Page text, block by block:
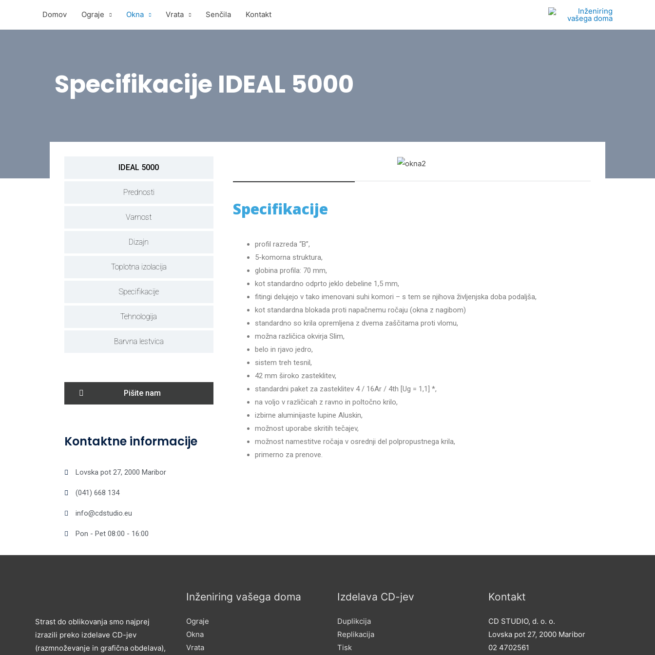
Domov Ograje Okna Vrata Senčila Kontakt
Specifikacije IDEAL 5000
IDEAL 5000
Prednosti
Varnost
Dizajn
Toplotna izolacija
Specifikacije
Tehnologija
Barvna lestvica
Pišite nam
Kontaktne informacije
Lovska pot 27, 2000 Maribor
(041) 668 134
info@cdstudio.eu
Pon - Pet 08:00 - 16:00
Specifikacije
profil razreda “B”,
5-komorna struktura,
globina profila: 70 mm,
kot standardno odprto jeklo debeline 1,5 mm,
fitingi delujejo v tako imenovani suhi komori – s tem se njihova življenjska doba podaljša,
kot standardna blokada proti napačnemu ročaju (okna z nagibom)
standardno so krila opremljena z dvema zaščitama proti vlomu,
možna različica okvirja Slim,
belo in rjavo jedro,
sistem treh tesnil,
42 mm široko zasteklitev,
standardni paket za zasteklitev 4 / 16Ar / 4th [Ug = 1,1] *,
na voljo v različicah z ravno in poltočno krilo,
izbirne aluminijaste lupine Aluskin,
možnost uporabe skritih tečajev,
možnost namestitve ročaja v osrednji del polpropustnega krila,
primerno za prenove.
Strast do oblikovanja smo najprej
izrazili preko izdelave CD-jev
(razmnoževanje in grafična obdelava),
Inženiring vašega doma
Ograje
Okna
Vrata
Izdelava CD-jev
Duplikcija
Replikacija
Tisk
Kontakt
CD STUDIO, d. o. o.
Lovska pot 27, 2000 Maribor
02 4702561